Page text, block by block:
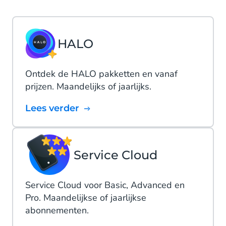
HALO
Ontdek de HALO pakketten en vanaf
prijzen. Maandelijks of jaarlijks.
Lees verder
Service Cloud
Service Cloud voor Basic, Advanced en
Pro. Maandelijkse of jaarlijkse
abonnementen.